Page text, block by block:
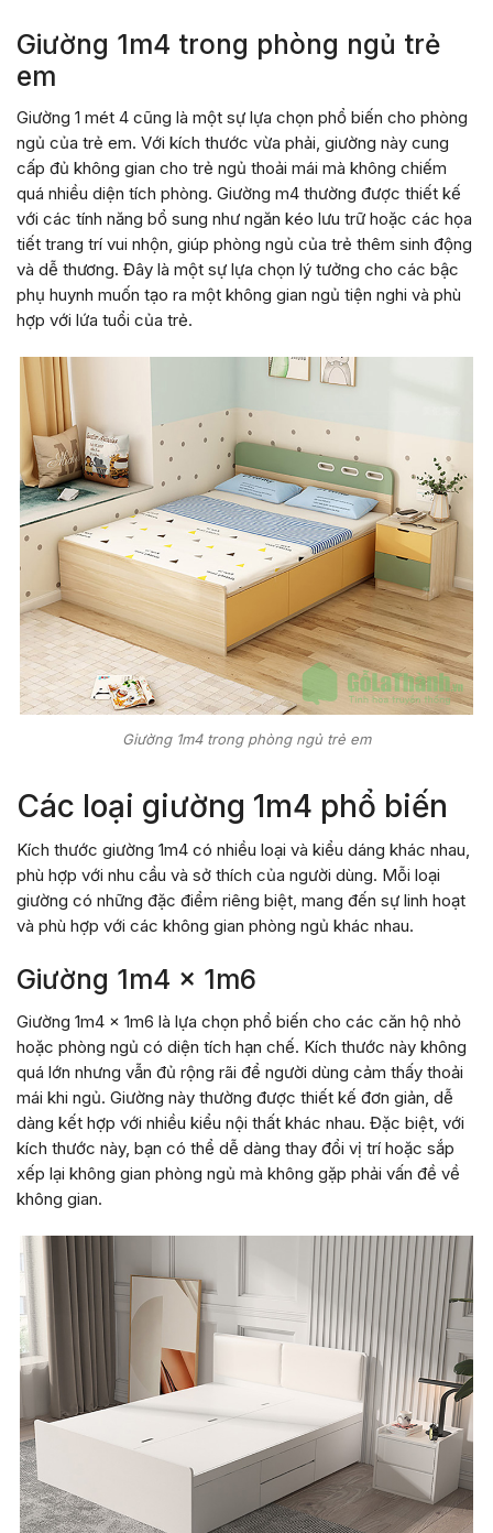
Giường 1m4 trong phòng ngủ trẻ
em
Giường 1 mét 4 cũng là một sự lựa chọn phổ biến cho phòng
ngủ của trẻ em. Với kích thước vừa phải, giường này cung
cấp đủ không gian cho trẻ ngủ thoải mái mà không chiếm
quá nhiều diện tích phòng. Giường m4 thường được thiết kế
với các tính năng bổ sung như ngăn kéo lưu trữ hoặc các họa
tiết trang trí vui nhộn, giúp phòng ngủ của trẻ thêm sinh động
và dễ thương. Đây là một sự lựa chọn lý tưởng cho các bậc
phụ huynh muốn tạo ra một không gian ngủ tiện nghi và phù
hợp với lứa tuổi của trẻ.
Giường 1m4 trong phòng ngủ trẻ em
Các loại giường 1m4 phổ biến
Kích thước giường 1m4 có nhiều loại và kiểu dáng khác nhau,
phù hợp với nhu cầu và sở thích của người dùng. Mỗi loại
giường có những đặc điểm riêng biệt, mang đến sự linh hoạt
và phù hợp với các không gian phòng ngủ khác nhau.
Giường 1m4 x 1m6
Giường 1m4 x 1m6 là lựa chọn phổ biến cho các căn hộ nhỏ
hoặc phòng ngủ có diện tích hạn chế. Kích thước này không
quá lớn nhưng vẫn đủ rộng rãi để người dùng cảm thấy thoải
mái khi ngủ. Giường này thường được thiết kế đơn giản, dễ
dàng kết hợp với nhiều kiểu nội thất khác nhau. Đặc biệt, với
kích thước này, bạn có thể dễ dàng thay đổi vị trí hoặc sắp
xếp lại không gian phòng ngủ mà không gặp phải vấn đề về
không gian.